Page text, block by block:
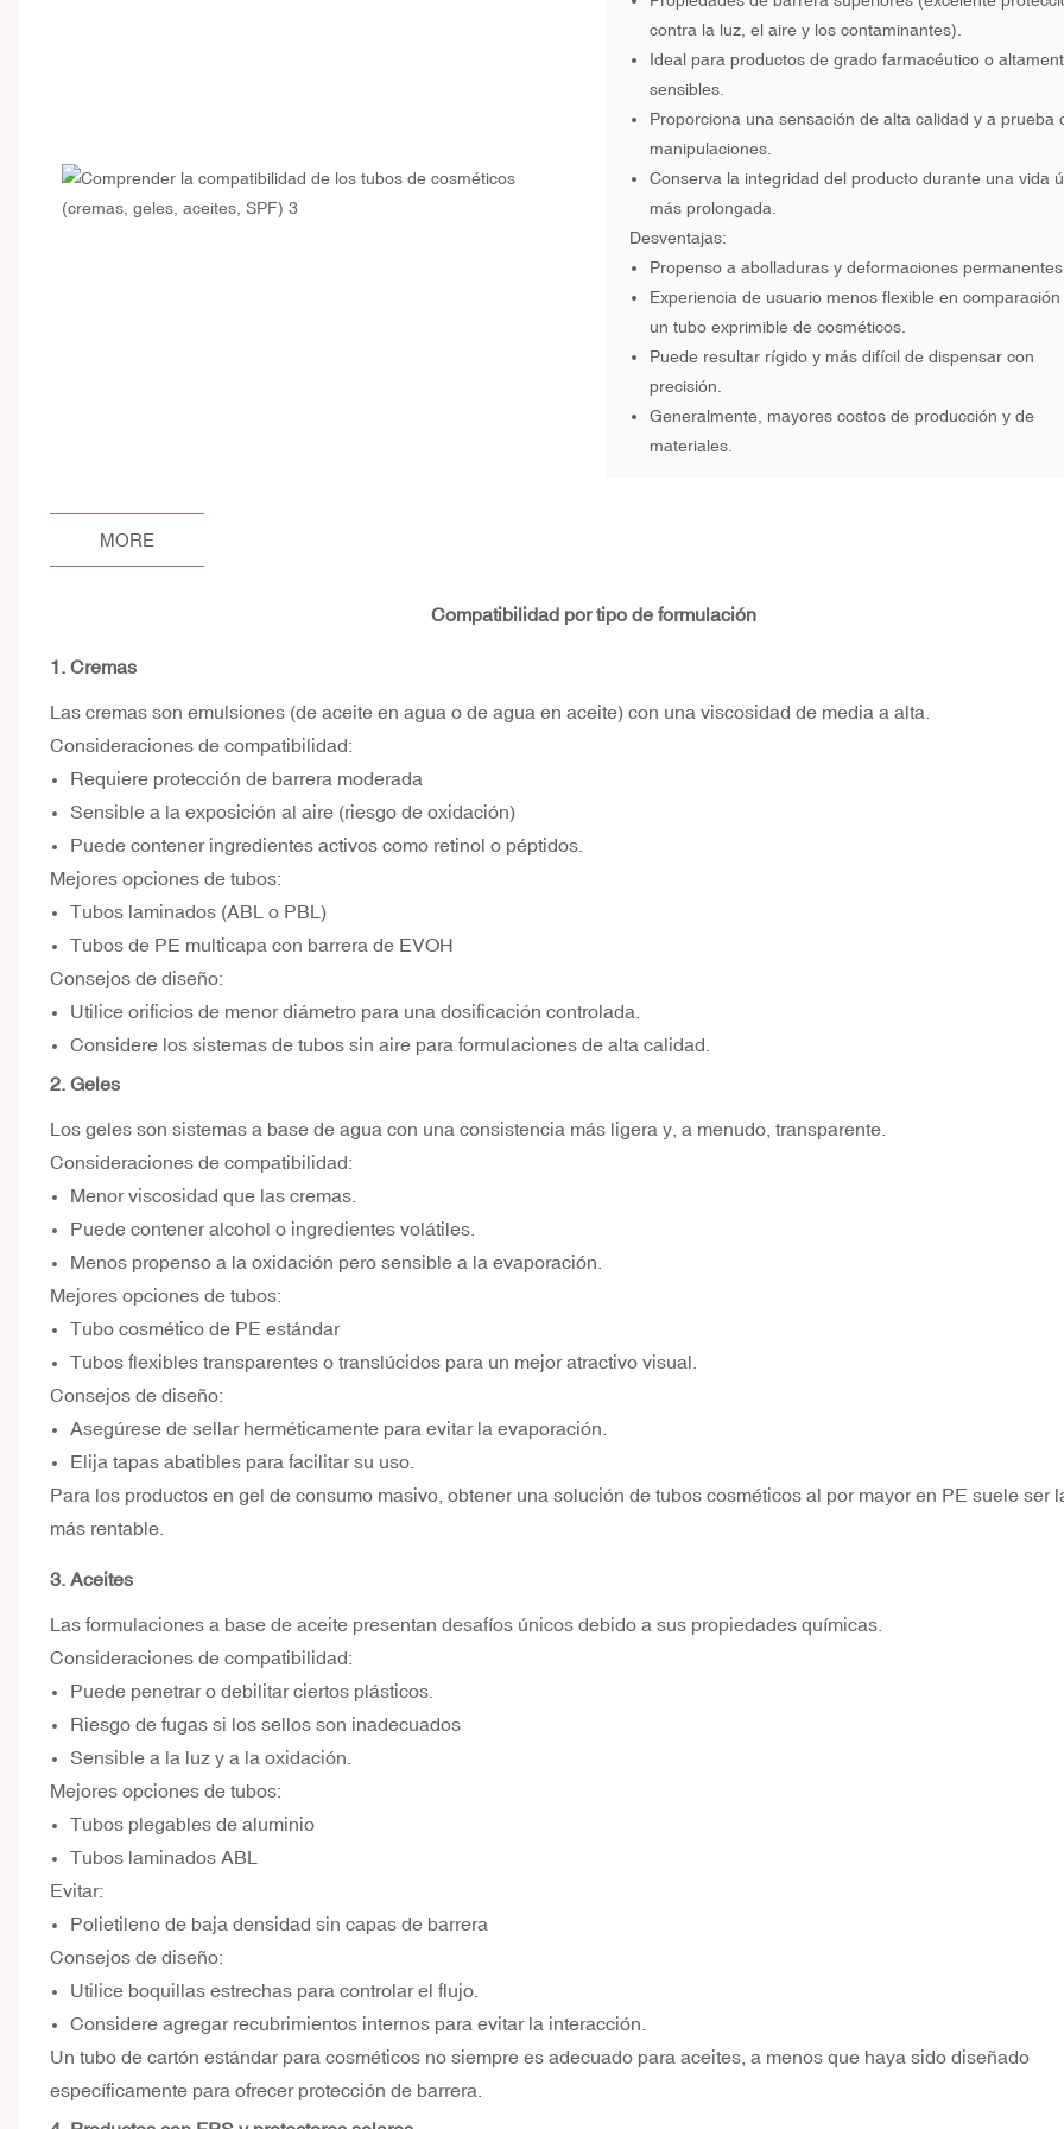
contra la luz, el aire y los contaminantes).
Ideal para productos de grado farmacéutico o
sensibles.
Proporciona una sensación de alta calidad y a prueba
manipulaciones.
Conserva la integridad del producto durante una vida
más prolongada.
Desventajas:
Propenso a abolladuras y deformaciones permanentes
Experiencia de usuario menos flexible en comparación
un tubo exprimible de cosméticos.
Puede resultar rígido y más difícil de dispensar con
precisión.
Generalmente, mayores costos de producción y de
materiales.
MORE
Compatibilidad por tipo de formulación
1. Cremas
Las cremas son emulsiones (de aceite en agua o de agua en aceite) con una viscosidad de media a alta.
Consideraciones de compatibilidad:
Requiere protección de barrera moderada
Sensible a la exposición al aire (riesgo de oxidación)
Puede contener ingredientes activos como retinol o péptidos.
Mejores opciones de tubos:
Tubos laminados (ABL o PBL)
Tubos de PE multicapa con barrera de EVOH
Consejos de diseño:
Utilice orificios de menor diámetro para una dosificación controlada.
Considere los sistemas de tubos sin aire para formulaciones de alta calidad.
2. Geles
Los geles son sistemas a base de agua con una consistencia más ligera y, a menudo, transparente.
Consideraciones de compatibilidad:
Menor viscosidad que las cremas.
Puede contener alcohol o ingredientes volátiles.
Menos propenso a la oxidación pero sensible a la evaporación.
Mejores opciones de tubos:
Tubo cosmético de PE estándar
Tubos flexibles transparentes o translúcidos para un mejor atractivo visual.
Consejos de diseño:
Asegúrese de sellar herméticamente para evitar la evaporación.
Elija tapas abatibles para facilitar su uso.
Para los productos en gel de consumo masivo, obtener una solución de tubos cosméticos al por mayor en PE suele ser
más rentable.
3. Aceites
Las formulaciones a base de aceite presentan desafíos únicos debido a sus propiedades químicas.
Consideraciones de compatibilidad:
Puede penetrar o debilitar ciertos plásticos.
Riesgo de fugas si los sellos son inadecuados
Sensible a la luz y a la oxidación.
Mejores opciones de tubos:
Tubos plegables de aluminio
Tubos laminados ABL
Evitar:
Polietileno de baja densidad sin capas de barrera
Consejos de diseño:
Utilice boquillas estrechas para controlar el flujo.
Considere agregar recubrimientos internos para evitar la interacción.
Un tubo de cartón estándar para cosméticos no siempre es adecuado para aceites, a menos que haya sido diseñado
específicamente para ofrecer protección de barrera.